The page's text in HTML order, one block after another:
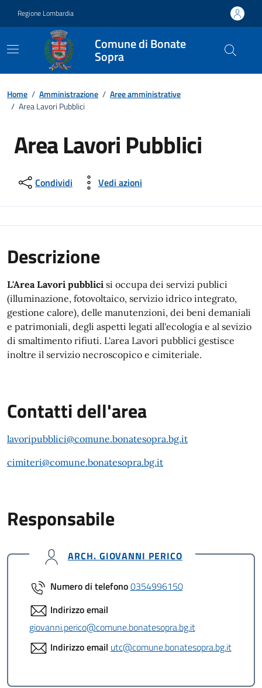
Regione Lombardia
Comune di Bonate
Sopra
Home / Amministrazione / Aree amministrative
/ Area Lavori Pubblici
Area Lavori Pubblici
Condividi Vedi azioni
Descrizione
L'Area Lavori pubblici si occupa dei servizi publici
(illuminazione, fotovoltaico, servizio idrico integrato,
gestione calore), delle manutenzioni, dei beni demaniali
e patrimoniali, degli aspetti legati all'ecologia e al sevizio
di smaltimento rifiuti. L'area Lavori pubblici gestisce
inoltre il servizio necroscopico e cimiteriale.
Contatti dell'area
lavoripubblici@comune.bonatesopra.bg.it
cimiteri@comune.bonatesopra.bg.it
Responsabile
ARCH. GIOVANNI PERICO
Numero di telefono0354996150
Indirizzo email
giovanni.perico@comune.bonatesopra.bg.it
Indirizzo email utc@comune.bonatesopra.bg.it